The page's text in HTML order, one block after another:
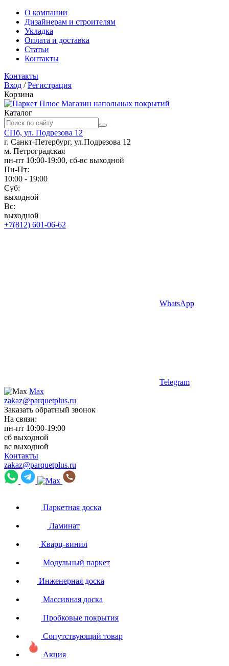
О компании
Дизайнерам и строителям
Укладка
Оплата и доставка
Статьи
Контакты
Контакты
Вход /Регистрация
Корзина
Магазин напольных покрытий
Каталог
СПб, ул. Подрезова 12
г. Санкт-Петербург, ул.Подрезова 12
м. Петроградская
пн-пт 10:00-19:00, сб-вс выходной
Пн-Пт:
10:00 - 19:00
Суб:
выходной
Вс:
выходной
+7(812) 601-06-62
WhatsApp
Telegram
Max
zakaz@parquetplus.ru
Заказать обратный звонок
На связи:
пн-пт 10:00-19:00
сб выходной
вс выходной
Контакты
zakaz@parquetplus.ru
Паркетная доска
Ламинат
Кварц-винил
Модульный паркет
Инженерная доска
Массивная доска
Пробковые покрытия
Сопутствующий товар
Акция